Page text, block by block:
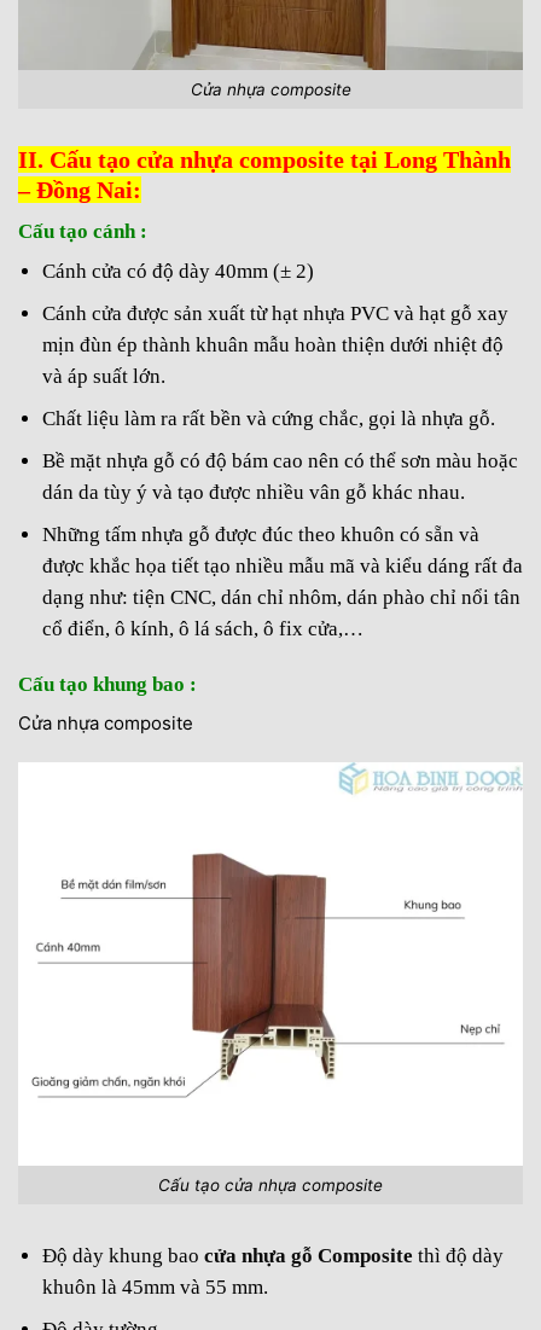
Cửa nhựa composite
II. Cấu tạo cửa nhựa composite tại Long Thành
– Đồng Nai:
Cấu tạo cánh :
Cánh cửa có độ dày 40mm (± 2)
Cánh cửa được sản xuất từ hạt nhựa PVC và hạt gỗ xay
mịn đùn ép thành khuân mẫu hoàn thiện dưới nhiệt độ
và áp suất lớn.
Chất liệu làm ra rất bền và cứng chắc, gọi là nhựa gỗ.
Bề mặt nhựa gỗ có độ bám cao nên có thể sơn màu hoặc
dán da tùy ý và tạo được nhiều vân gỗ khác nhau.
Những tấm nhựa gỗ được đúc theo khuôn có sẵn và
được khắc họa tiết tạo nhiều mẫu mã và kiểu dáng rất đa
dạng như: tiện CNC, dán chỉ nhôm, dán phào chỉ nổi tân
cổ điển, ô kính, ô lá sách, ô fix cửa,…
Cấu tạo khung bao :
Cửa nhựa composite
Cấu tạo cửa nhựa composite
Độ dày khung bao cửa nhựa gỗ Composite thì độ dày
khuôn là 45mm và 55 mm.